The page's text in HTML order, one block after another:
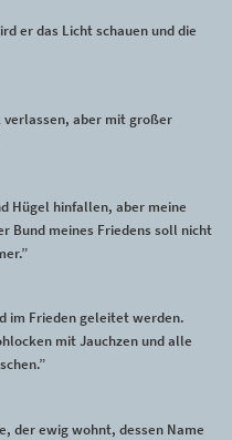
er das Licht schauen und die
verlassen, aber mit großer
Hügel hinfallen, aber meine
Bund meines Friedens soll nicht
im Frieden geleitet werden.
mit Jauchzen und alle
der ewig wohnt, dessen Name